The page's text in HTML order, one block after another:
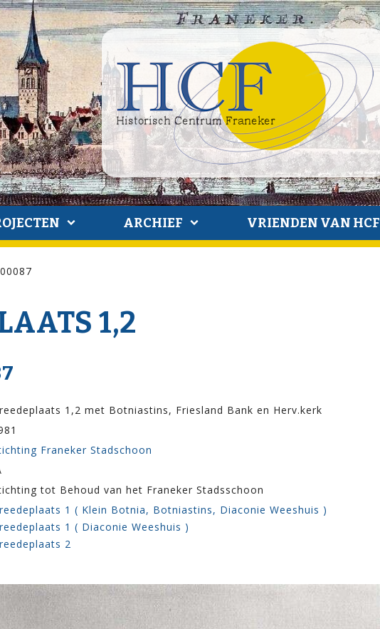
ARCHIEF VRIENDEN VAN HCF
1,2
1,2 met Botniastins, Friesland Bank en Herv.kerk
Franeker Stadschoon
tot Behoud van het Franeker Stadsschoon
1 ( Klein Botnia, Botniastins, Diaconie Weeshuis )
1 ( Diaconie Weeshuis )
2